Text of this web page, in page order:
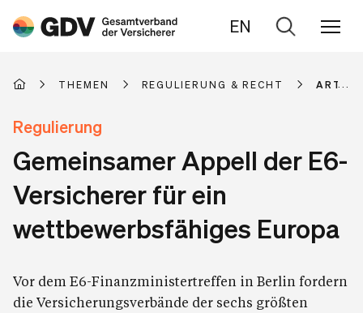
EN
Zur
THEMEN REGULIERUNG & RECHT
Regulierung
Gemeinsamer Appell der E6-
Versicherer für ein
wettbewerbsfähiges Europa
Vor dem E6-Finanzministertreffen in Berlin fordern
die Versicherungsverbände der sechs größten